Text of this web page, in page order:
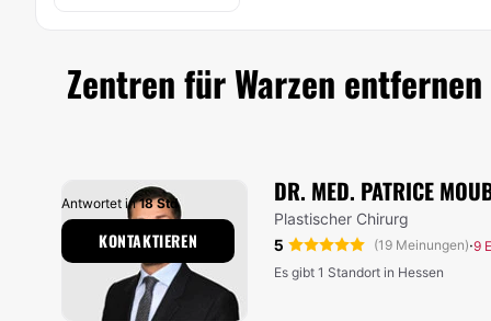
Zentren für Warzen
DR. MED. PATRICE
Plastischer Chirurg
5
(19 Meinungen)·9
Es gibt 1 Standort in Hessen
Antwortet in18 Std
KONTAKTIEREN